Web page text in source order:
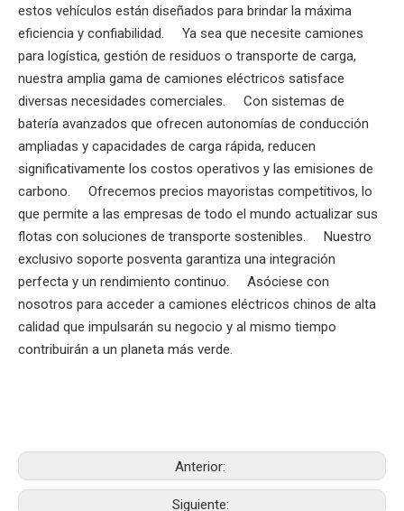
estos vehículos están diseñados para brindar la máxima
eficiencia y confiabilidad. Ya sea que necesite camiones
para logística, gestión de residuos o transporte de carga,
nuestra amplia gama de camiones eléctricos satisface
diversas necesidades comerciales. Con sistemas de
batería avanzados que ofrecen autonomías de conducción
ampliadas y capacidades de carga rápida, reducen
significativamente los costos operativos y las emisiones de
carbono. Ofrecemos precios mayoristas competitivos, lo
que permite a las empresas de todo el mundo actualizar sus
flotas con soluciones de transporte sostenibles. Nuestro
exclusivo soporte posventa garantiza una integración
perfecta y un rendimiento continuo. Asóciese con
nosotros para acceder a camiones eléctricos chinos de alta
calidad que impulsarán su negocio y al mismo tiempo
contribuirán a un planeta más verde.
Anterior:
Siguiente: